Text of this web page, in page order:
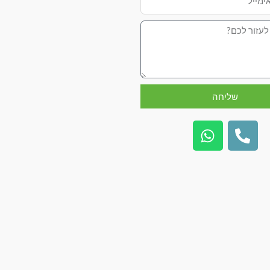
שליחה